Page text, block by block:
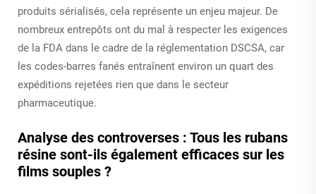
produits sérialisés, cela représente un enjeu majeur. De
nombreux entrepôts ont du mal à respecter les exigences
de la FDA dans le cadre de la réglementation DSCSA, car
les codes-barres fanés entraînent environ un quart des
expéditions rejetées rien que dans le secteur
pharmaceutique.
Analyse des controverses : Tous les rubans
résine sont-ils également efficaces sur les
films souples ?